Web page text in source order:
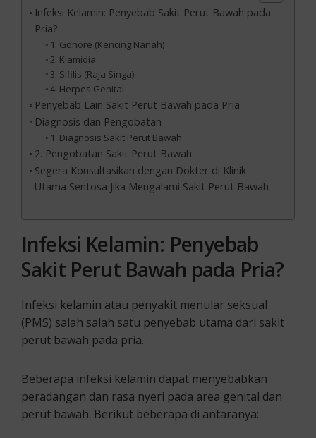
Infeksi Kelamin: Penyebab Sakit Perut Bawah pada
Pria?
1. Gonore (Kencing Nanah)
2. Klamidia
3. Sifilis (Raja Singa)
4. Herpes Genital
Penyebab Lain Sakit Perut Bawah pada Pria
Diagnosis dan Pengobatan
1. Diagnosis Sakit Perut Bawah
2. Pengobatan Sakit Perut Bawah
Segera Konsultasikan dengan Dokter di Klinik
Utama Sentosa Jika Mengalami Sakit Perut Bawah
Infeksi Kelamin: Penyebab
Sakit Perut Bawah pada Pria?
Infeksi kelamin atau penyakit menular seksual
(PMS) salah salah satu penyebab utama dari sakit
perut bawah pada pria.
Beberapa infeksi kelamin dapat menyebabkan
peradangan dan rasa nyeri pada area genital dan
perut bawah. Berikut beberapa di antaranya: